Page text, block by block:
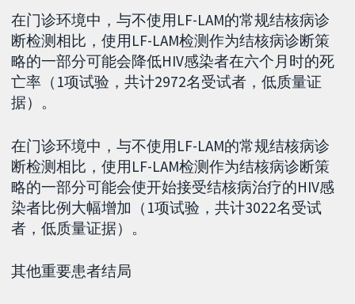
在门诊环境中，与不使用LF-LAM的常规结核病诊
断检测相比，使用LF-LAM检测作为结核病诊断策
略的一部分可能会降低HIV感染者在六个月时的死
亡率（1项试验，共计2972名受试者，低质量证
据）。
在门诊环境中，与不使用LF-LAM的常规结核病诊
断检测相比，使用LF-LAM检测作为结核病诊断策
略的一部分可能会使开始接受结核病治疗的HIV感
染者比例大幅增加（1项试验，共计3022名受试
者，低质量证据）。
其他重要患者结局